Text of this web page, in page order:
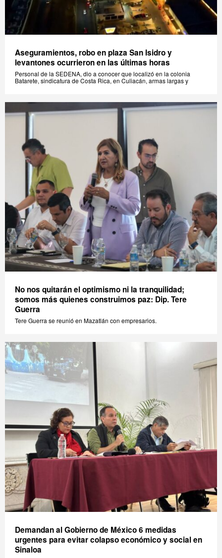
Aseguramientos, robo en plaza San Isidro y
levantones ocurrieron en las últimas horas
Personal de la SEDENA, dio a conocer que localizó en la colonia
Batarete, sindicatura de Costa Rica, en Culiacán, armas largas y
No nos quitarán el optimismo ni la tranquilidad;
somos más quienes construimos paz: Dip. Tere
Guerra
Tere Guerra se reunió en Mazatlán con empresarios.
Demandan al Gobierno de México 6 medidas
urgentes para evitar colapso económico y social en
Sinaloa